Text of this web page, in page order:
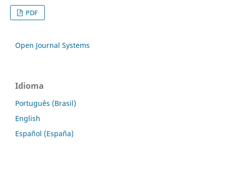
PDF
Open Journal Systems
Idioma
Português (Brasil)
English
Español (España)